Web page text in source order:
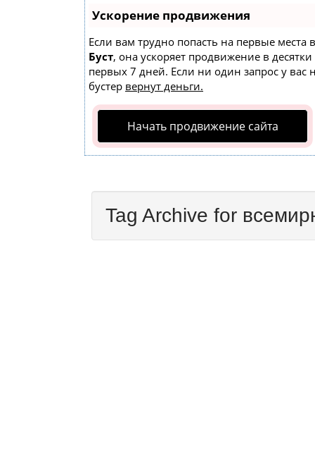
Ускорение продвижения
Если вам трудно попасть на первые места
Буст, она ускоряет продвижение в
первых 7 дней. Если ни один запрос у вас
бустер вернут деньги.
Начать продвижение сайта
Tag Archive for